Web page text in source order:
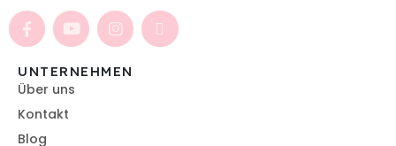
UNTERNEHMEN
Über uns
Kontakt
Blog